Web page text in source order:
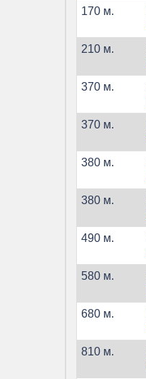
170 м.
210 м.
370 м.
370 м.
380 м.
380 м.
490 м.
580 м.
680 м.
810 м.